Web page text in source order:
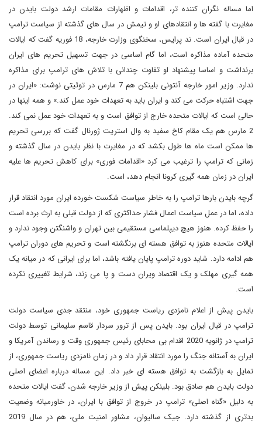
اما مساله نگران کننده تر، اقدامات و اظهارات مقامات ارشد دولت بایدن در
مغایرت با گفته ها و انتقادهای او و تیمش در سال های گذشته از سیاست ترامپ
در قبال ایران است. ند پرایس، سخنگوی وزارت خارجه، 18 فوریه گفت که ایالات
متحده آماده مذاکره است، اما گام اساسی در جهت تسهیل تحریم های ایران
برنداشت و اساسا پیشنهاد او تفاوت چندانی با تلاش های ترامپ برای مذاکره
ندارد. وزیر امور خارجه آنتونی بلینکن هم 7 مارس در توئیتی نوشت: «ایران در
جهت اشتباه حرکت می کند و ایران باید به تعهدات خود عمل کند.» و همه اینها در
حالی است که ایالات متحده خارج از توافق است و به تعهدات خود عمل نمی کند.
2 مارس هم یک مقام کاخ سفید به وال استریت ژورنال گفت که بررسی تحریم
ها ممکن است ماه ها طول بکشد که در مغایرت با نظر بایدن در سال گذشته و
زمانی که ترامپ را ترغیب می کرد «اقدامات فوری» برای کاهش تحریم ها علیه
ایران در زمان همه گیری کرونا انجام دهد، است.
گرچه بایدن بارها ترامپ را به خاطر سیاست شکست خورده ایران مورد انتقاد قرار
داده، اما در عمل سیاست اعمال فشار حداکثری که از دولت قبلی به ارث برده است
را حفظ کرده. هنوز هیچ دیپلماسی مستقیمی بین تهران و واشنگتن وجود ندارد و
ایالات متحده هنوز به توافق هسته ای برنگشته است و تحریم های دوران ترامپ
هم ادامه دارد. شاید دوره ترامپ پایان یافته باشد، اما برای ایرانی که در میانه یک
همه گیری مهلک و یک اقتصاد ویران دست و پا می زند، شرایط تغییری نکرده
است.
بایدن پیش از اعلام نامزدی ریاست جمهوری خود، منتقد جدی سیاست دولت
ترامپ در قبال ایران بود. بایدن پس از ترور سردار قاسم سلیمانی توسط دولت
ترامپ در ژانویه 2020 اقدام بی محابای رئیس جمهوری وقت و رساندن آمریکا و
ایران به آستانه جنگ را مورد انتقاد قرار داد و در زمان نامزدی ریاست جمهوری، از
تمایل به بازگشت به توافق هسته ای خبر داد. این مساله درباره اعضای اصلی
دولت بایدن هم صادق بود. بلینکن پیش از وزیر خارجه شدن، گفت ایالات متحده
به دلیل «گناه اصلی» ترامپ در خروج از توافق با ایران، در خاورمیانه وضعیت
بدتری از گذشته دارد. جیک سالیوان، مشاور امنیت ملی، هم در سال 2019